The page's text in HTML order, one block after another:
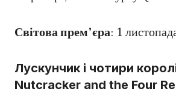
Світова прем’єра: 1
Лускунчик і чотири
Nutcracker and the Four